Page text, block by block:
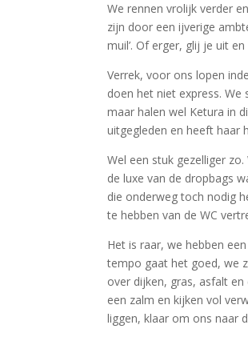
We rennen vrolijk verder
zijn door een ijverige
muil’. Of erger, glij je uit
Verrek, voor ons lopen
doen het niet express.
maar halen wel Ketura in
uitgegleden en heeft haar
Wel een stuk gezelliger
de luxe van de dropbags
die onderweg toch nodig
te hebben van de WC
Het is raar, we hebben
tempo gaat het goed, we
over dijken, gras, asfalt
een zalm en kijken vol
liggen, klaar om ons naar